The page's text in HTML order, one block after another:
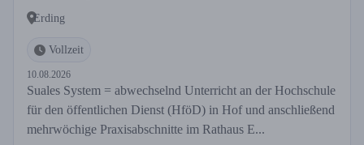
Erding
Vollzeit
10.08.2026
Suales System = abwechselnd Unterricht an der Hochschule
für den öffentlichen Dienst (HföD) in Hof und anschließend
mehrwöchige Praxisabschnitte im Rathaus E...